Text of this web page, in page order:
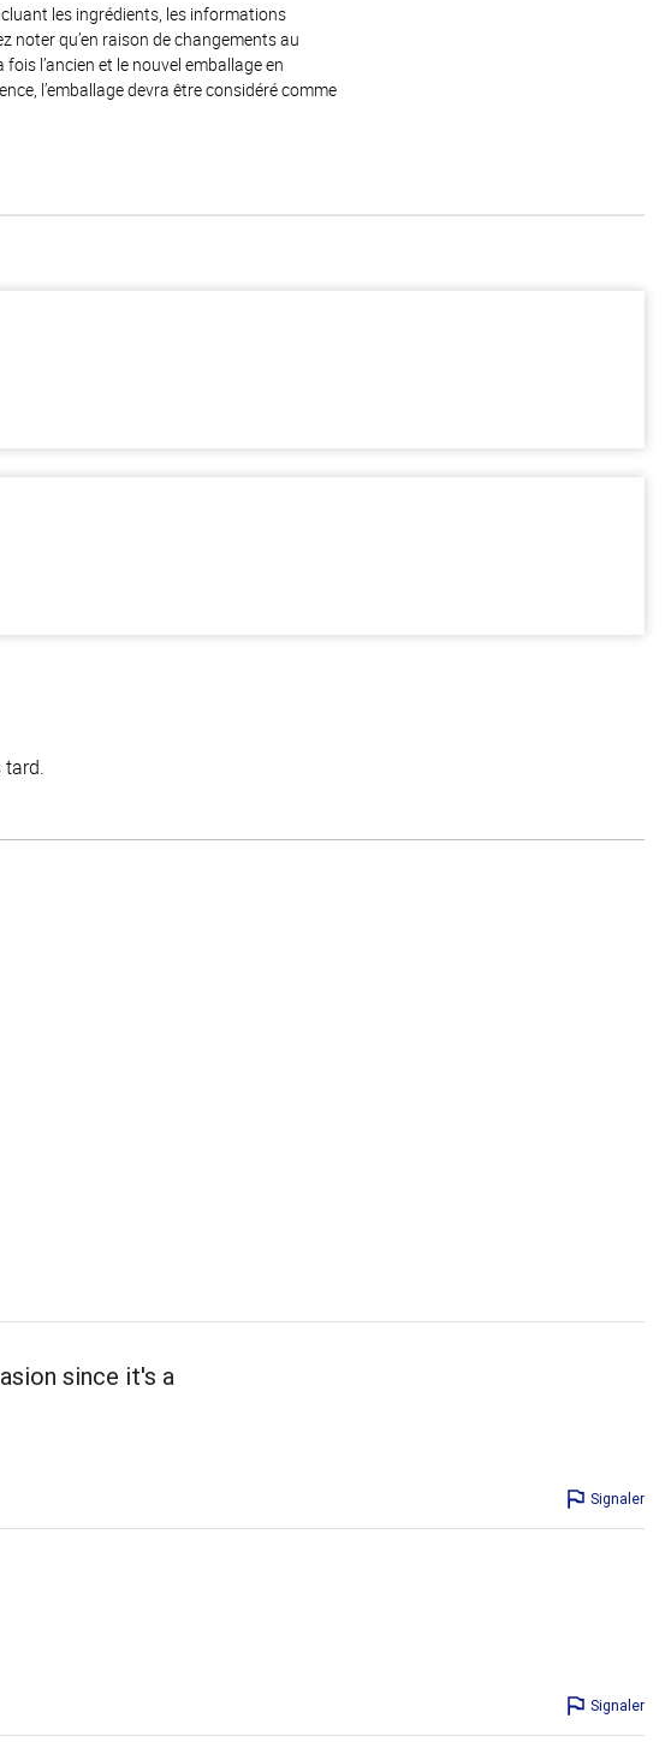
les ingrédients, les informations
noter qu’en raison de changements au
l’ancien et le nouvel emballage en
l’emballage devra être considéré comme
tard.
since it's a
Signaler
Signaler